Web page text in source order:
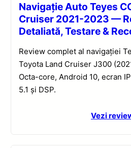
Navigație Auto Teyes
Cruiser 2021-2023 —
Detaliată, Testare &
Review complet al navigației
Toyota Land Cruiser J300
Octa-core, Android 10, ecran
5.1 și DSP.
Vezi